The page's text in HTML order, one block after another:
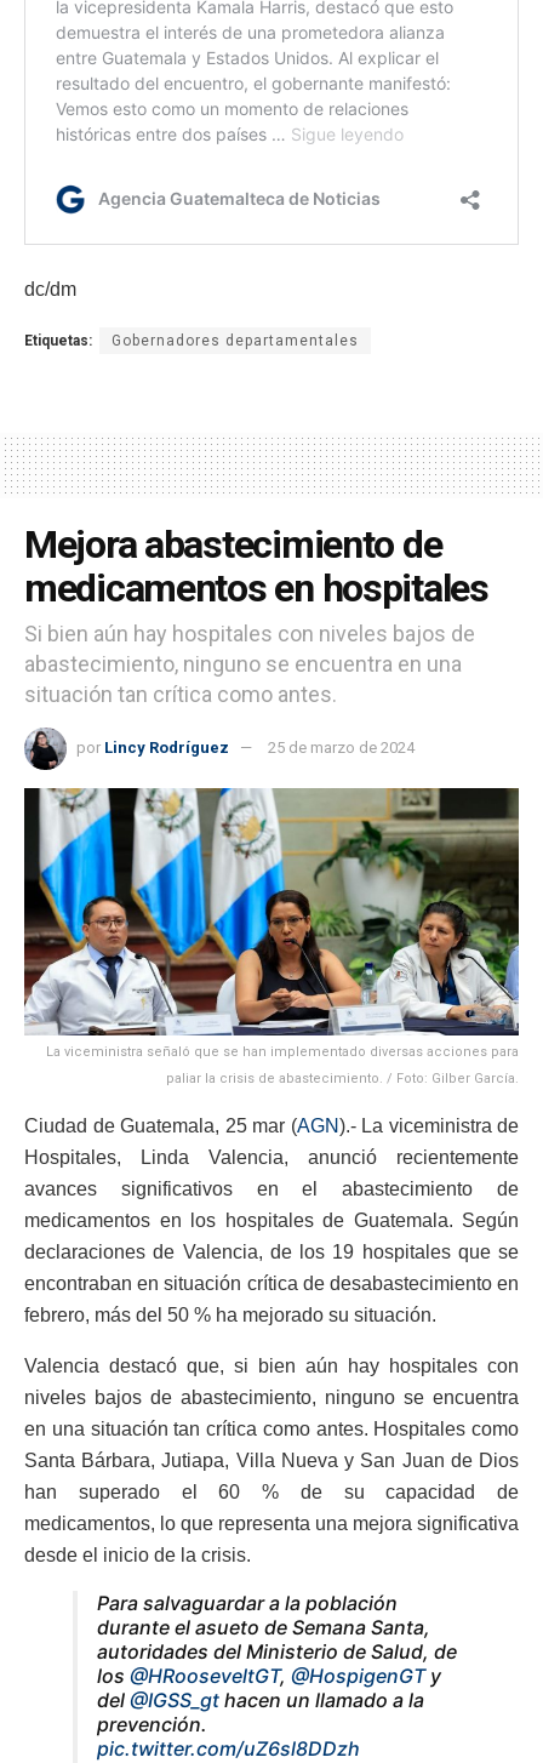
dc/dm
Etiquetas: Gobernadores departamentales
Mejora abastecimiento de
medicamentos en hospitales
Si bien aún hay hospitales con niveles bajos de
abastecimiento, ninguno se encuentra en una
situación tan crítica como antes.
por Lincy Rodríguez 25 de marzo de 2024
La viceministra señaló que se han implementado diversas acciones para
paliar la crisis de abastecimiento. / Foto: Gilber García.
Ciudad de Guatemala, 25 mar (AGN).- La viceministra de
Hospitales, Linda Valencia, anunció recientemente
avances significativos en el abastecimiento de
medicamentos en los hospitales de Guatemala. Según
declaraciones de Valencia, de los 19 hospitales que se
encontraban en situación crítica de desabastecimiento en
febrero, más del 50 % ha mejorado su situación.
Valencia destacó que, si bien aún hay hospitales con
niveles bajos de abastecimiento, ninguno se encuentra
en una situación tan crítica como antes. Hospitales como
Santa Bárbara, Jutiapa, Villa Nueva y San Juan de Dios
han superado el 60 % de su capacidad de
medicamentos, lo que representa una mejora significativa
desde el inicio de la crisis.
Para salvaguardar a la población
durante el asueto de Semana Santa,
autoridades del Ministerio de Salud, de
los @HRooseveltGT, @HospigenGTy
del @IGSS_gt hacen un llamado a la
prevención.
pic.twitter.com/uZ6sl8DDzh